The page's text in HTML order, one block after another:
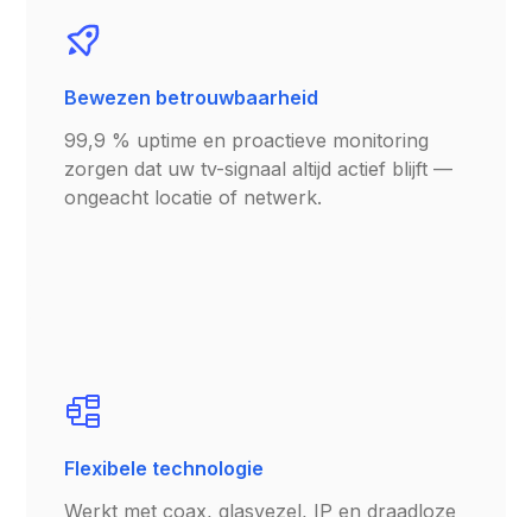
Bewezen betrouwbaarheid
99,9 % uptime en proactieve monitoring
zorgen dat uw tv-signaal altijd actief blijft —
ongeacht locatie of netwerk.
Flexibele technologie
Werkt met coax, glasvezel, IP en draadloze